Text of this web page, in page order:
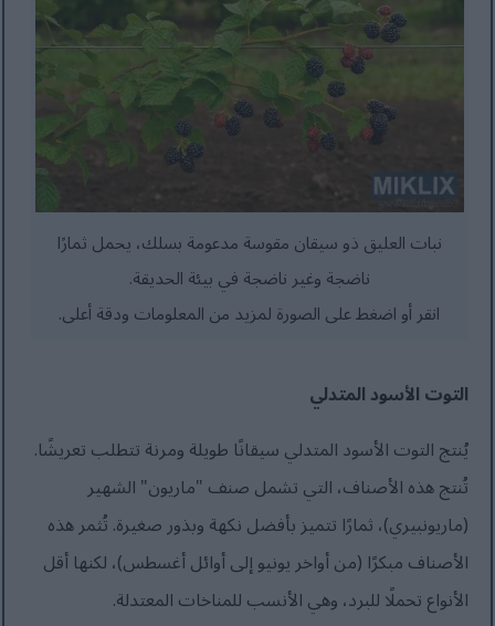
نبات العليق ذو سيقان مقوسة مدعومة بسلك، يحمل ثمارًا
ناضجة وغير ناضجة في بيئة الحديقة.
انقر أو اضغط على الصورة لمزيد من المعلومات ودقة أعلى.
التوت الأسود المتدلي
يُنتج التوت الأسود المتدلي سيقانًا طويلة ومرنة تتطلب تعريشًا.
تُنتج هذه الأصناف، التي تشمل صنف "ماريون" الشهير
(ماريونبيري)، ثمارًا تتميز بأفضل نكهة وبذور صغيرة. تُثمر هذه
الأصناف مبكرًا (من أواخر يونيو إلى أوائل أغسطس)، لكنها أقل
الأنواع تحملًا للبرد، وهي الأنسب للمناخات المعتدلة.